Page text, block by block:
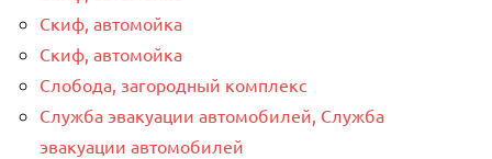
Скиф, автомойка
Скиф, автомойка
Слобода, загородный комплекс
Служба эвакуации автомобилей, Служба
эвакуации автомобилей